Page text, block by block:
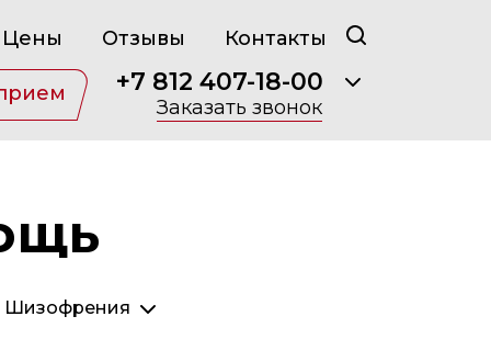
Цены Отзывы Контакты
+7 812 407-18-00
Заказать звонок
Шизофрения